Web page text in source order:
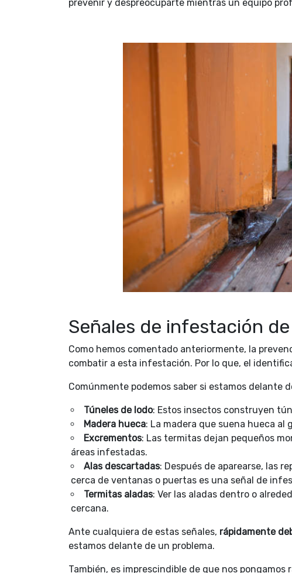
prevenir y despreocuparte mientras un equipo
Señales de infestación
Como hemos comentado anteriormente, la
combatir a esta infestación. Por lo que, el
Comúnmente podemos saber si estamos delante
Túneles de lodo: Estos insectos construyen
Madera hueca: La madera que suena hueca
Excrementos: Las termitas dejan pequeños
áreas infestadas.
Alas descartadas: Después de aparearse, las
cerca de ventanas o puertas es una señal de
Termitas aladas: Ver las aladas dentro o
cercana.
Ante cualquiera de estas señales, rápidamente
estamos delante de un problema.
También, es imprescindible de que nos